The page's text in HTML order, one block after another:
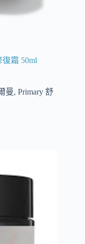
復霜 50ml
曼, Primary 舒